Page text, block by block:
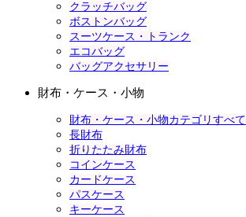
クラッチバッグ
ボストンバッグ
スーツケース・トランク
エコバッグ
バッグアクセサリー
財布・ケース・小物
財布・ケース・小物カテゴリすべて
長財布
折りたたみ財布
コインケース
カードケース
パスケース
キーケース